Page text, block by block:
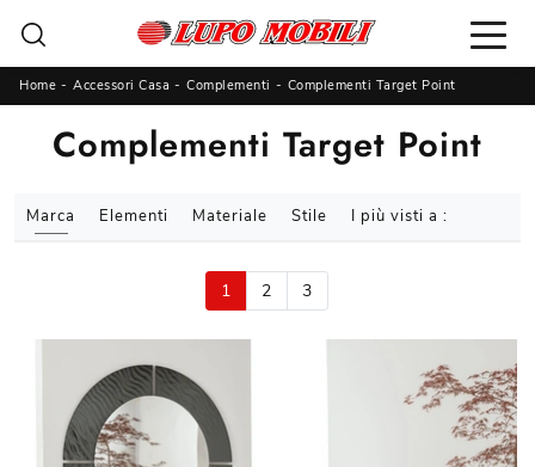
Home - Accessori Casa - Complementi - Complementi Target Point
Complementi Target Point
Marca Elementi Materiale Stile I più visti a :
1 2 3